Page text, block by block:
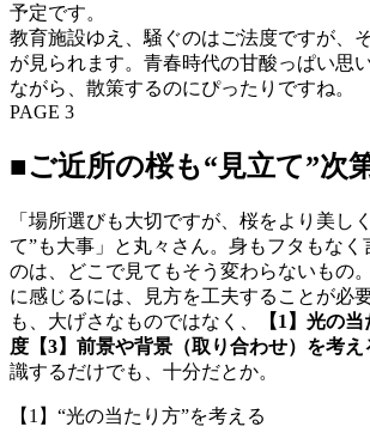
予定です。
教育施設ゆえ、騒ぐのはご法度ですが、
が見られます。青春時代の甘酸っぱい思
ながら、散策するのにぴったりですね。
PAGE 3
■ご近所の桜も“見立て”次
「場所選びも大切ですが、桜をより美し
て”も大事」と丸々さん。身もフタもなく
のは、どこで見てもそう変わらないもの
に感じるには、見方を工夫することが必
も、大げさなものではなく、
【1】光の
度【3】前景や背景（取り合わせ）を考え
識するだけでも、十分だとか。
【1】“光の当たり方”を考える